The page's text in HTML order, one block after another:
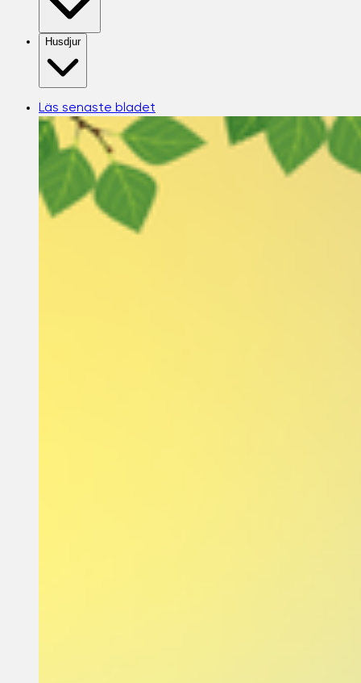
Husdjur
Läs senaste bladet